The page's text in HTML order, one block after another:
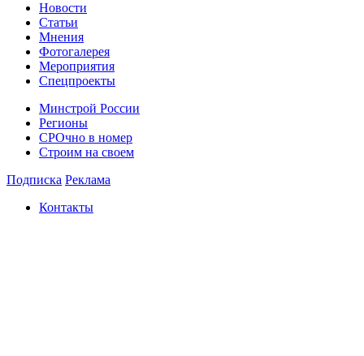
Новости
Статьи
Мнения
Фотогалерея
Мероприятия
Спецпроекты
Минстрой России
Регионы
СРОчно в номер
Строим на своем
Подписка Реклама
Контакты